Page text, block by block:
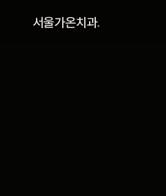
서울가온치과.